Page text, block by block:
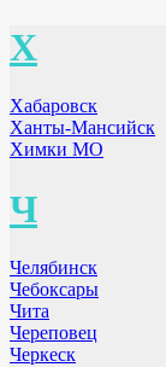
Х
Хабаровск
Ханты-Мансийск
Химки МО
Ч
Челябинск
Чебоксары
Чита
Череповец
Черкеск